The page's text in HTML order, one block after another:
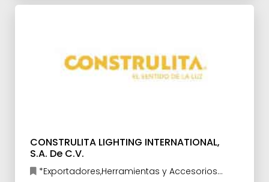
CONSTRULITA LIGHTING INTERNATIONAL,
S.A. De C.V.
*Exportadores,Herramientas y Accesorios